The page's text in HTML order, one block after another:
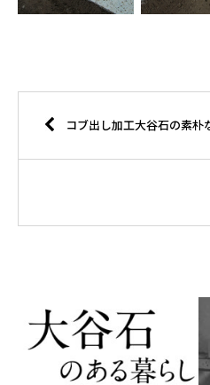
コブ出し加工大谷石の素朴